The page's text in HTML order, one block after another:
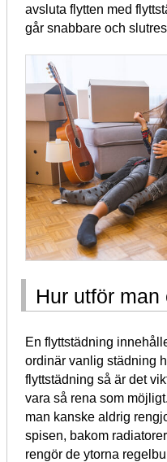
avsluta flytten med
går snabbare och
Hur utför
En flyttstädning
ordinär vanlig städning
flyttstädning så är det
vara så rena som
man kanske aldrig
spisen, bakom
rengör de ytorna